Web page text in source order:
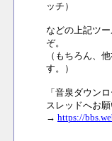
ッチ）
などの上記ツ
ぞ。
（もちろん、
す。）
「音泉ダウン
スレッドへお願
→ https://